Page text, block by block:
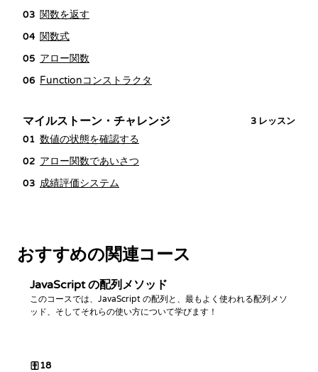
03 関数を返す
04 関数式
05 アロー関数
06 Functionコンストラクタ
マイルストーン・チャレンジ 3 レッスン
01 数値の状態を確認する
02 アロー関数であいさつ
03 成績評価システム
おすすめの関連コース
JavaScript の配列メソッド
このコースでは、JavaScript の配列と、最もよく使われる配列メソ
ッド、そしてそれらの使い方について学びます！
18